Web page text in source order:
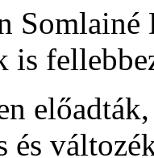
is
és